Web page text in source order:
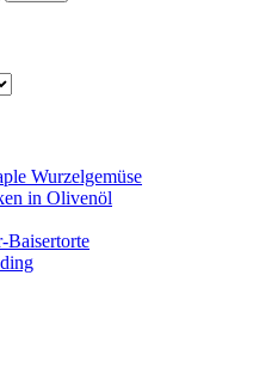
Wurzelgemüse
in Olivenöl
Baisertorte